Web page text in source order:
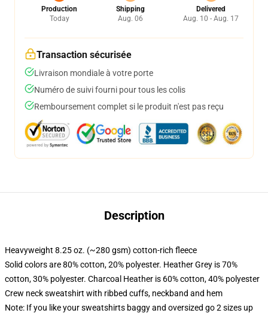
Production
Today
Shipping
Aug. 06
Delivered
Aug. 10 - Aug. 17
Transaction sécurisée
Livraison mondiale à votre porte
Numéro de suivi fourni pour tous les colis
Remboursement complet si le produit n'est pas reçu
Description
Heavyweight 8.25 oz. (~280 gsm) cotton-rich fleece
Solid colors are 80% cotton, 20% polyester. Heather Grey is 70%
cotton, 30% polyester. Charcoal Heather is 60% cotton, 40% polyester
Crew neck sweatshirt with ribbed cuffs, neckband and hem
Note: If you like your sweatshirts baggy and oversized go 2 sizes up